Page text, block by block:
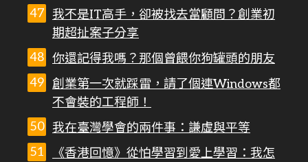
我不是IT高手，卻被找去當顧問？創業初
期超扯案子分享
你還記得我嗎？那個曾餵你狗罐頭的朋友
創業第一次就踩雷，請了個連Windows都
不會裝的工程師！
我在臺灣學會的兩件事：謙虛與平等
《香港回憶》從怕學習到愛上學習：我怎